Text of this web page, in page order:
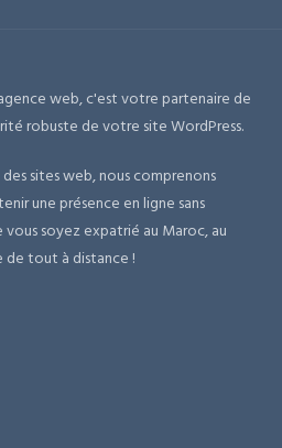
web, c'est votre partenaire de
robuste de votre site WordPress.
sites web, nous comprenons
une présence en ligne sans
vous soyez expatrié au Maroc, au
de tout à distance !